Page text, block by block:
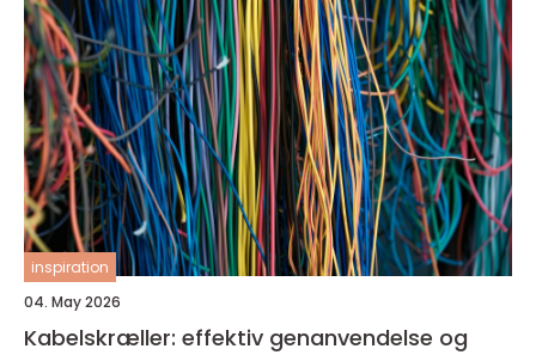
inspiration
04. May 2026
Kabelskræller: effektiv genanvendelse og